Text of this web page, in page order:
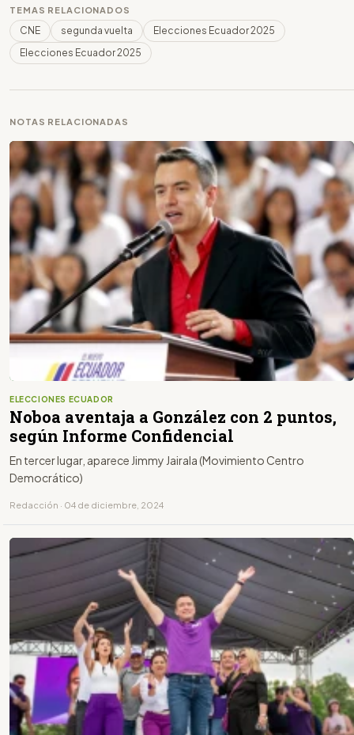
TEMAS RELACIONADOS
CNE segunda vuelta
Elecciones Ecuador 2025
Elecciones Ecuador 2025
NOTAS RELACIONADAS
ELECCIONES ECUADOR
Noboa aventaja a González con 2 puntos,
según Informe Confidencial
En tercer lugar, aparece Jimmy Jairala (Movimiento Centro
Democrático)
Redacción · 04 de diciembre, 2024